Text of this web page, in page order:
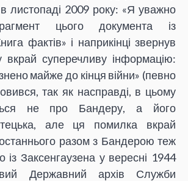
в листопаді 2009 року: «Я уважно
цього документа із
фактів» і наприкінці звернув
вкрай суперечливу інформацію:
майже до кінця війни» (певно
так як насправді, в цьому
не про Бандеру, а його
але ця помилка вкрай
разом з Бандерою теж
із Заксенгаузена у вересні 1944
Державний архів Служби